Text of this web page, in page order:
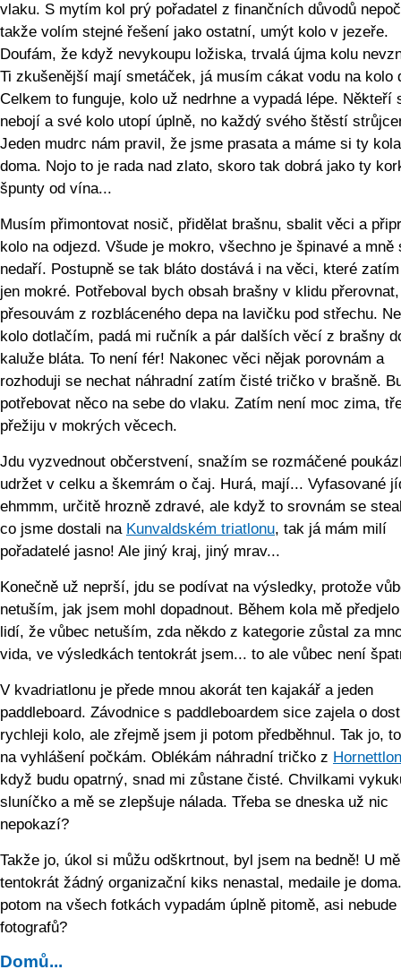
vlaku. S mytím kol prý pořadatel z finančních důvodů
takže volím stejné řešení jako ostatní, umýt kolo v jezeře.
Doufám, že když nevykoupu ložiska, trvalá újma kolu
Ti zkušenější mají smetáček, já musím cákat vodu na kolo
Celkem to funguje, kolo už nedrhne a vypadá lépe. Někteří
nebojí a své kolo utopí úplně, no každý svého štěstí
Jeden mudrc nám pravil, že jsme prasata a máme si ty
doma. Nojo to je rada nad zlato, skoro tak dobrá jako ty
špunty od vína...
Musím přimontovat nosič, přidělat brašnu, sbalit věci a
kolo na odjezd. Všude je mokro, všechno je špinavé a mně
nedaří. Postupně se tak bláto dostává i na věci, které
jen mokré. Potřeboval bych obsah brašny v klidu
přesouvám z rozbláceného depa na lavičku pod střechu.
kolo dotlačím, padá mi ručník a pár dalších věcí z brašny
kaluže bláta. To není fér! Nakonec věci nějak porovnám a
rozhoduji se nechat náhradní zatím čisté tričko v brašně.
potřebovat něco na sebe do vlaku. Zatím není moc zima,
přežiju v mokrých věcech.
Jdu vyzvednout občerstvení, snažím se rozmáčené
udržet v celku a škemrám o čaj. Hurá, mají... Vyfasované
ehmmm, určitě hrozně zdravé, ale když to srovnám se
co jsme dostali na Kunvaldském triatlonu, tak já mám milí
pořadatelé jasno! Ale jiný kraj, jiný mrav...
Konečně už neprší, jdu se podívat na výsledky, protože
netuším, jak jsem mohl dopadnout. Během kola mě
lidí, že vůbec netuším, zda někdo z kategorie zůstal za
vida, ve výsledkách tentokrát jsem... to ale vůbec není
V kvadriatlonu je přede mnou akorát ten kajakář a jeden
paddleboard. Závodnice s paddleboardem sice zajela o dost
rychleji kolo, ale zřejmě jsem ji potom předběhnul. Tak jo,
na vyhlášení počkám. Oblékám náhradní tričko z
když budu opatrný, snad mi zůstane čisté. Chvilkami
sluníčko a mě se zlepšuje nálada. Třeba se dneska už nic
nepokazí?
Takže jo, úkol si můžu odškrtnout, byl jsem na bedně! U mě
tentokrát žádný organizační kiks nenastal, medaile je
potom na všech fotkách vypadám úplně pitomě, asi nebude
fotografů?
Domů...